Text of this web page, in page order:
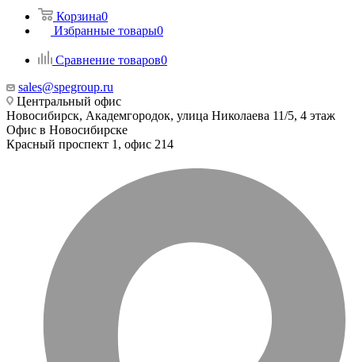
Корзина0
Избранные товары0
Сравнение товаров0
sales@spegroup.ru
Центральный офис
Новосибирск, Академгородок, улица Николаева 11/5, 4 этаж
Офис в Новосибирске
Красный проспект 1, офис 214